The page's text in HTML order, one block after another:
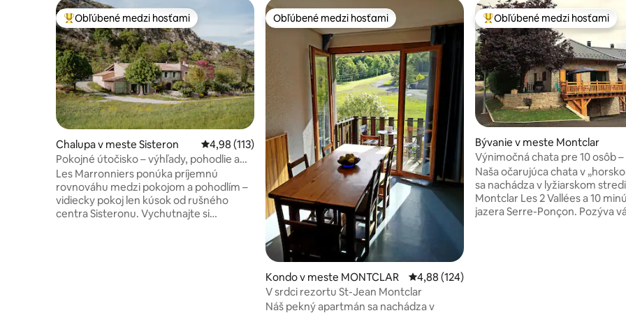
Najobľúbenejšie medzi hosťami
Obľúbené medzi hosťami
Chalupa v meste Sisteron Priemerné ohodnotenie 4,98 z 5, počet hodnotení: 113
4,98 (113)
Pokojné útočisko – výhľady, pohodlie a
čaro
Les Marronniers ponúka príjemnú
rovnováhu medzi pokojom a pohodlím –
vidiecky pokoj len kúsok od rušného
centra Sisteronu. Vychutnajte si
Obľúbené medzi hosťami
Obľúbené medzi hosťami
Kondo v meste MONTCLAR Priemerné ohodnotenie 4,88 z 5, počet
4,88 (124)
V srdci rezortu St-Jean Montclar
Náš pekný apartmán sa nachádza v
Najobľúbenejšie medzi hosťami
Obľúbené medzi hosťami
Bývanie v meste Montclar
Výnimočná chata pre 10 osôb
stredisko Montclar – jazero 10
Naša očarujúca chata v
sa nachádza v lyžiarskom
Montclar Les 2 Vallées a 10
jazera Serre-Ponçon. Pozýva